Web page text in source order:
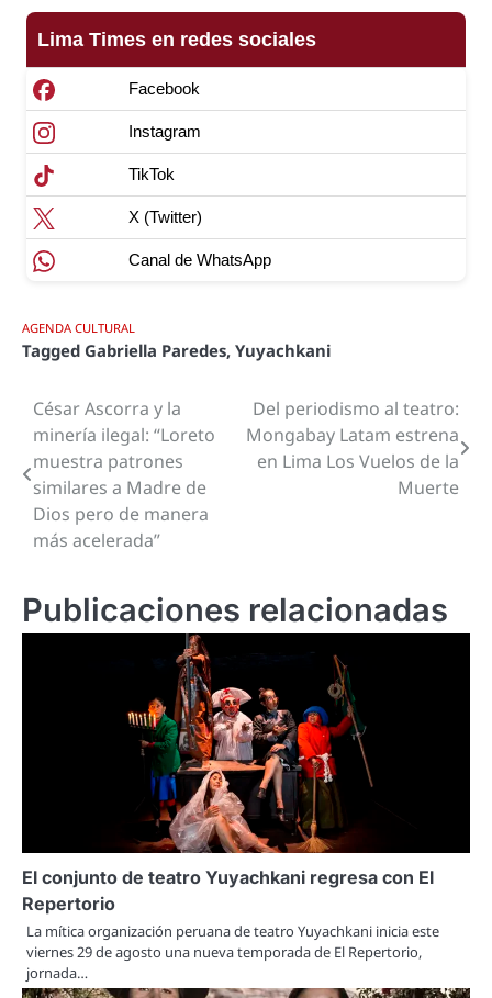
Lima Times en redes sociales
Facebook
Instagram
TikTok
X (Twitter)
Canal de WhatsApp
AGENDA CULTURAL
Tagged Gabriella Paredes, Yuyachkani
Navegación
de
entradas
César Ascorra y la
minería ilegal: “Loreto
muestra patrones
similares a Madre de
Dios pero de manera
más acelerada”
Del periodismo al teatro:
Mongabay Latam estrena
en Lima Los Vuelos de la
Muerte
Publicaciones relacionadas
El conjunto de teatro Yuyachkani regresa con El
Repertorio
La mítica organización peruana de teatro Yuyachkani inicia este
viernes 29 de agosto una nueva temporada de El Repertorio,
jornada…